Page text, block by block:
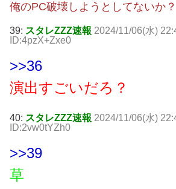
俺のPC破壊しようとしてないか？
39: スタレZZZ速報 2024/11/06(水)
ID:4pzX+Zxe0
>>36
演出すごいだろ？
40: スタレZZZ速報 2024/11/06(水)
ID:2vw0tYZh0
>>39
草